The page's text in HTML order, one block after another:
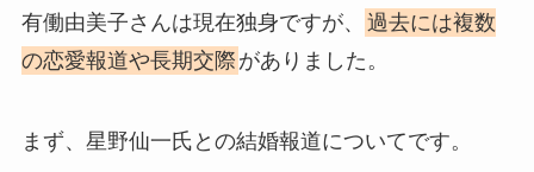
有働由美子さんは現在独身ですが、
過去には複数
の恋愛報道や長期交際 がありました。
まず、星野仙一氏との結婚報道についてです。